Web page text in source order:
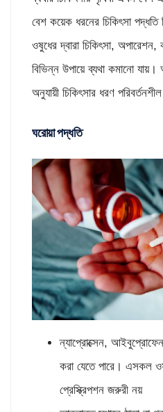
বেশ কয়েক ধরনের চিকিৎসা পদ্ধতি
ওষুধের দ্বারা চিকিৎসা, অপারেশন,
বিভিন্ন উপায়ে ব্যথা কমানো
অনুযায়ী চিকিৎসার ধরণ
ঘরোয়া পদ্ধতি
ন্যাপ্রোক্সেন,
করা যেতে পারে। এসকল
প্রেস্ক্রিপশন জরুরী নয়